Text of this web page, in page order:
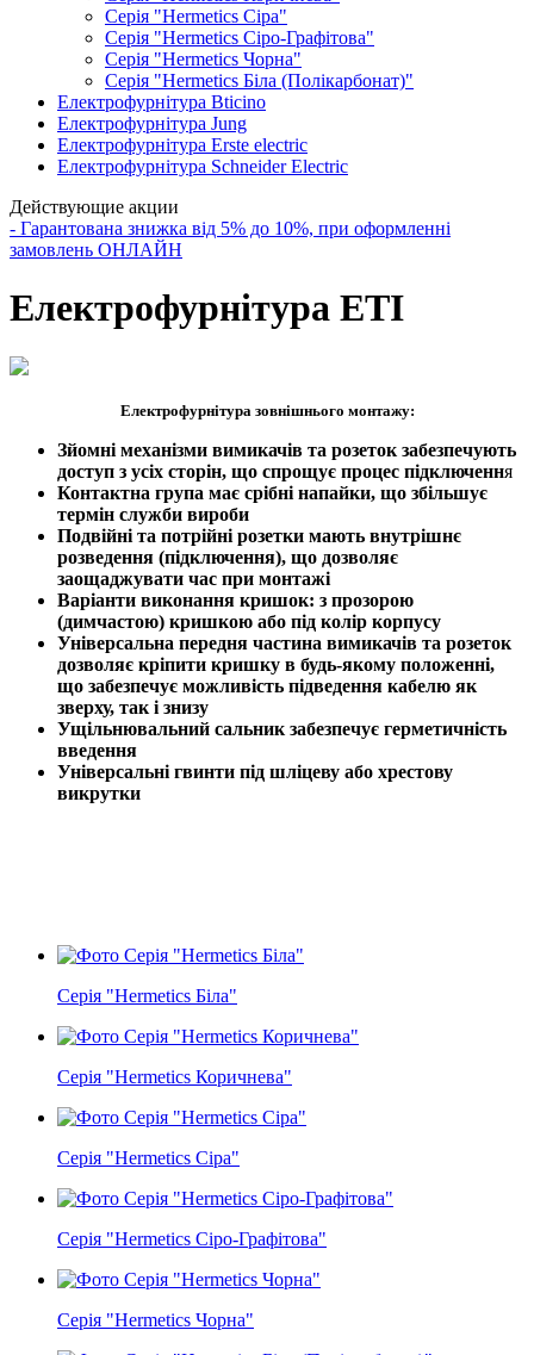
Серія "Hermetics Сіра"
Серія "Hermetics Сіро-Графітова"
Серія "Hermetics Чорна"
Серія "Hermetics Біла (Полікарбонат)"
Електрофурнітура Bticino
Електрофурнітура Jung
Електрофурнітура Erste electric
Електрофурнітура Schneider Electric
Действующие акции
- Гарантована знижка від 5% до 10%, при оформленні
замовлень ОНЛАЙН
Електрофурнітура ETI
Електрофурнітура зовнішнього монтажу:
Зйомні механізми вимикачів та розеток забезпечують
доступ з усіх сторін, що спрощує процес підключення
Контактна група має срібні напайки, що збільшує
термін служби вироби
Подвійні та потрійні розетки мають внутрішнє
розведення (підключення), що дозволяє
заощаджувати час при монтажі
Варіанти виконання кришок: з прозорою
(димчастою) кришкою або під колір корпусу
Універсальна передня частина вимикачів та розеток
дозволяє кріпити кришку в будь-якому положенні,
що забезпечує можливість підведення кабелю як
зверху, так і знизу
Ущільнювальний сальник забезпечує герметичність
введення
Універсальні гвинти під шліцеву або хрестову
викрутки
Серія "Hermetics Біла"
Серія "Hermetics Коричнева"
Серія "Hermetics Сіра"
Серія "Hermetics Сіро-Графітова"
Серія "Hermetics Чорна"